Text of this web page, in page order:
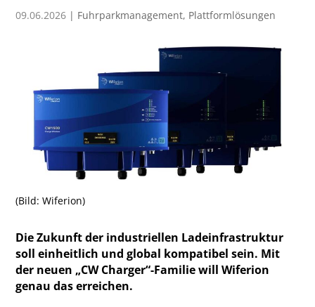
09.06.2026 | Fuhrparkmanagement, Plattformlösungen
(Bild: Wiferion)
Die Zukunft der industriellen Ladeinfrastruktur
soll einheitlich und global kompatibel sein. Mit
der neuen „CW Charger“-Familie will Wiferion
genau das erreichen.